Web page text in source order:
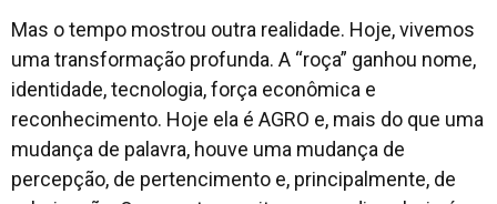
Mas o tempo mostrou outra realidade. Hoje, vivemos
uma transformação profunda. A “roça” ganhou nome,
identidade, tecnologia, força econômica e
reconhecimento. Hoje ela é AGRO e, mais do que uma
mudança de palavra, houve uma mudança de
percepção, de pertencimento e, principalmente, de